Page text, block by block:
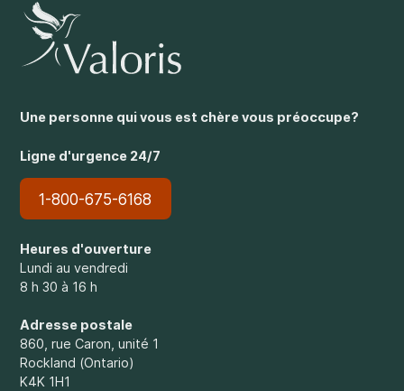
Une personne qui vous est chère vous préoccupe?
Ligne d'urgence 24/7
1-800-675-6168
Heures d'ouverture
Lundi au vendredi
8 h 30 à 16 h
Adresse postale
860, rue Caron, unité 1
Rockland (Ontario)
K4K 1H1